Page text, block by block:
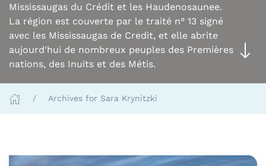
Mississaugas du Crédit et les Haudenosaunee.
La région est couverte par le traité n° 13 signé
avec les Mississaugas de Credit, et elle abrite
aujourd'hui de nombreux peuples des Premières
nations, des Inuits et des Métis.
Archives for Sara Krynitzki